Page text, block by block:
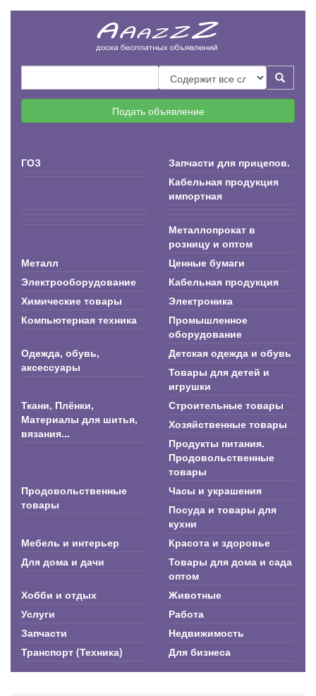
Подать объявление
ГОЗ
Запчасти для прицепов.
Кабельная продукция
импортная
Металлопрокат в
розницу и оптом
Металл
Ценные бумаги
Электрооборудование
Кабельная продукция
Химические товары
Электроника
Компьютерная техника
Промышленное
оборудование
Одежда, обувь,
аксессуары
Детская одежда и обувь
Товары для детей и
игрушки
Ткани, Плёнки,
Материалы для шитья,
вязания...
Строительные товары
Хозяйственные товары
Продукты питания.
Продовольственные
товары
Продовольственные
товары
Часы и украшения
Посуда и товары для
кухни
Мебель и интерьер
Красота и здоровье
Для дома и дачи
Товары для дома и сада
оптом
Хобби и отдых
Животные
Услуги
Работа
Запчасти
Недвижимость
Транспорт (Техника)
Для бизнеса